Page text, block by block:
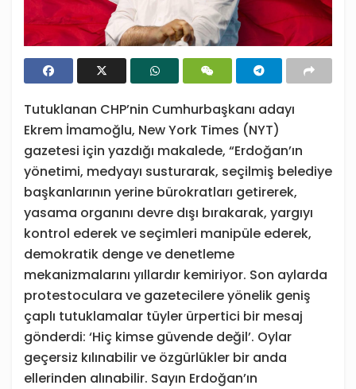
Tutuklanan CHP’nin Cumhurbaşkanı adayı
Ekrem İmamoğlu, New York Times (NYT)
gazetesi için yazdığı makalede, “Erdoğan’ın
yönetimi, medyayı susturarak, seçilmiş belediye
başkanlarının yerine bürokratları getirerek,
yasama organını devre dışı bırakarak, yargıyı
kontrol ederek ve seçimleri manipüle ederek,
demokratik denge ve denetleme
mekanizmalarını yıllardır kemiriyor. Son aylarda
protestoculara ve gazetecilere yönelik geniş
çaplı tutuklamalar tüyler ürpertici bir mesaj
gönderdi: ‘Hiç kimse güvende değil’. Oylar
geçersiz kılınabilir ve özgürlükler bir anda
ellerinden alınabilir. Sayın Erdoğan’ın